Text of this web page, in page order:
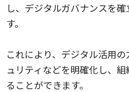
し、デジタルガバナンスを
す。
これにより、デジタル活用
ュリティなどを明確化し、
ることができます。